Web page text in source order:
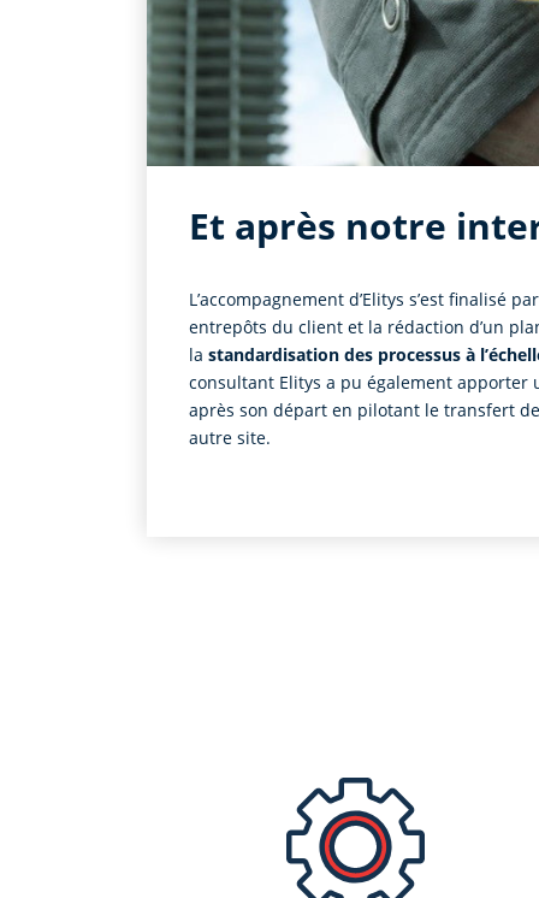
Et après notre
L’accompagnement d’Elitys s’est finalisé
entrepôts du client et la rédaction d’un
la standardisation des processus à
consultant Elitys a pu également apporter
après son départ en pilotant le transfert
autre site.